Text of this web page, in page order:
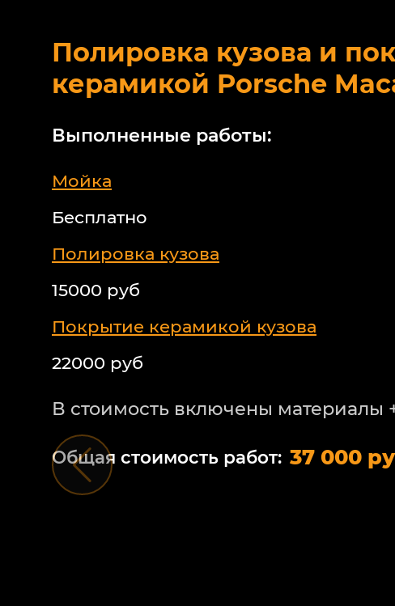
Полировка кузова и
керамикой Porsche
Выполненные работы:
Мойка
Бесплатно
Полировка кузова
15000 руб
Покрытие керамикой кузова
22000 руб
В стоимость включены материалы
Общая стоимость работ: 37 000